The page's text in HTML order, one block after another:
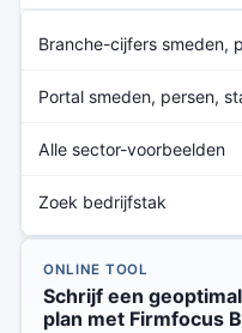
Branche-cijfers smeden,
Portal smeden, persen,
Alle sector-voorbeelden
Zoek bedrijfstak
ONLINE TOOL
Schrijf een
plan met Firmfocus